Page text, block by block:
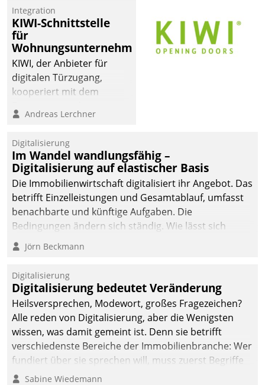
Integration
KIWI-Schnittstelle
für
Wohnungsunternehmen
KIWI, der Anbieter für
digitalen Türzugang,
kooperiert mit dem
Softwareentwicklungshaus
Andreas Lerchner
Digitalisierung
Im Wandel wandlungsfähig –
Digitalisierung auf elastischer Basis
Die Immobilienwirtschaft digitalisiert ihr Angebot. Das
betrifft Einzelleistungen und Gesamtablauf, umfasst
benachbarte und künftige Aufgaben. Die
Bedingungen ändern sich ständig. Wie lässt sich
technisch die Kontrolle wahren und zugleich Freiraum
fürs Wachsen öffnen?
Jörn Beckmann
Digitalisierung
Digitalisierung bedeutet Veränderung
Heilsversprechen, Modewort, großes Fragezeichen?
Alle reden von Digitalisierung, aber die Wenigsten
wissen, was damit gemeint ist. Denn sie betrifft
verschiedenste Bereiche der Immobilienbranche: Wer
fundiert über sie sprechen will, muss zuerst Begriffe
klären. Ein Aspekt ist die betriebliche Optimierung:
Sabine Wiedemann